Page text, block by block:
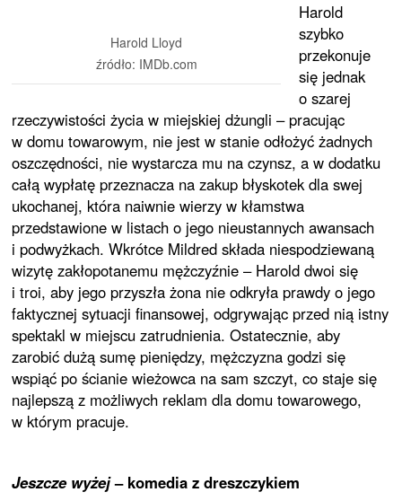
Harold Lloyd
źródło: IMDb.com
Harold
szybko
przekonuje
się jednak
o szarej
rzeczywistości życia w miejskiej dżungli – pracując
w domu towarowym, nie jest w stanie odłożyć żadnych
oszczędności, nie wystarcza mu na czynsz, a w dodatku
całą wypłatę przeznacza na zakup błyskotek dla swej
ukochanej, która naiwnie wierzy w kłamstwa
przedstawione w listach o jego nieustannych awansach
i podwyżkach. Wkrótce Mildred składa niespodziewaną
wizytę zakłopotanemu mężczyźnie – Harold dwoi się
i troi, aby jego przyszła żona nie odkryła prawdy o jego
faktycznej sytuacji finansowej, odgrywając przed nią istny
spektakl w miejscu zatrudnienia. Ostatecznie, aby
zarobić dużą sumę pieniędzy, mężczyzna godzi się
wspiąć po ścianie wieżowca na sam szczyt, co staje się
najlepszą z możliwych reklam dla domu towarowego,
w którym pracuje.
Jeszcze wyżej­– komedia z dreszczykiem